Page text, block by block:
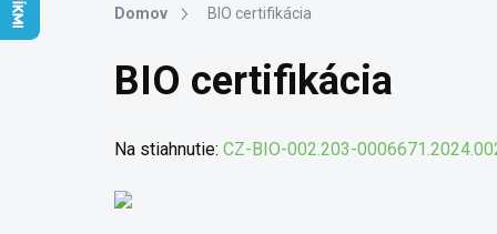
Domov BIO certifikácia
BIO certifikácia
Na stiahnutie: CZ-BIO-002.203-